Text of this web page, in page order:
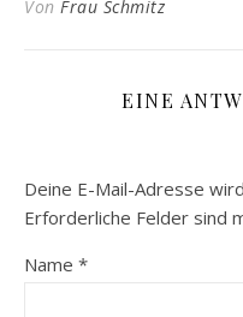
Von Frau Schmitz
EINE
Deine E-Mail-Adresse
Erforderliche Felder sind
Name *